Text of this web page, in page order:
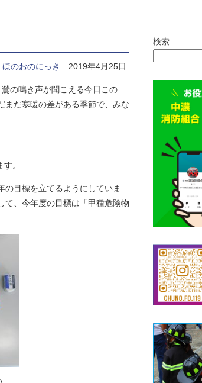
ほのおのにっき 2019年4月25日
の鳴き声が聞こえる今日この
まだ寒暖の差がある季節で、みな
。
の目標を立てるようにしていま
て、今年度の目標は「甲種危険物
検索